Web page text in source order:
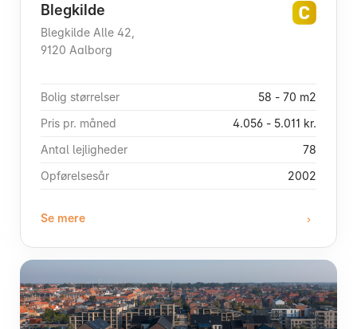
Blegkilde
Blegkilde Alle 42,
9120 Aalborg
Bolig størrelser
58 - 70 m2
Pris pr. måned
4.056 - 5.011 kr.
Antal lejligheder
78
Opførelsesår
2002
Se mere